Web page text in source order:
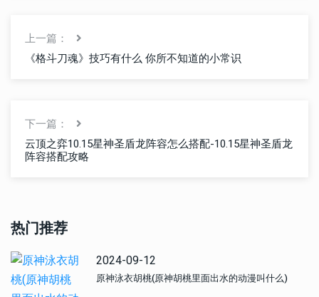
上一篇：
《格斗刀魂》技巧有什么 你所不知道的小常识
下一篇：
云顶之弈10.15星神圣盾龙阵容怎么搭配-10.15星神圣盾龙
阵容搭配攻略
热门推荐
2024-09-12
原神泳衣胡桃(原神胡桃里面出水的动漫叫什么)